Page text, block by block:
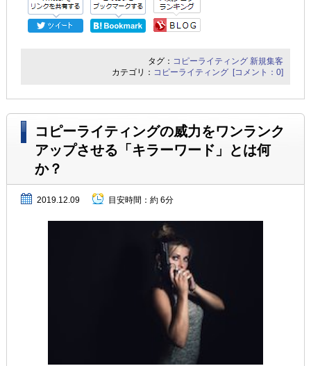
タグ： コピーライティング 新規集客
カテゴリ： コピーライティング [コメント：0]
コピーライティングの威力をワンランク
アップさせる「キラーワード」とは何
か？
2019.12.09 目安時間： 約 6分